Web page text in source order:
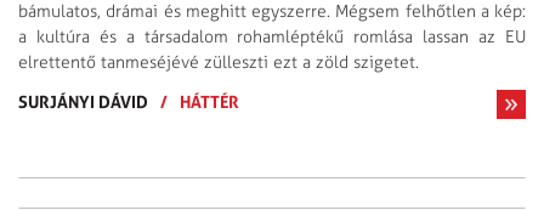
bámulatos, drámai és meghitt egyszerre. Mégsem felhőtlen a kép:
a kultúra és a társadalom rohamléptékű romlása lassan az EU
elrettentő tanmeséjévé zülleszti ezt a zöld szigetet.
SURJÁNYI DÁVID
/ HÁTTÉR